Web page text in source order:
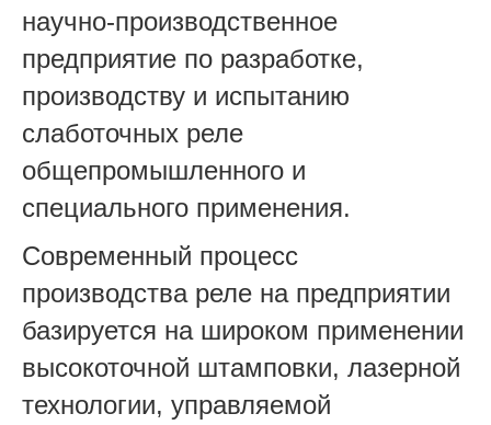
научно-производственное
предприятие по разработке,
производству и испытанию
слаботочных реле
общепромышленного и
специального применения.
Современный процесс
производства реле на предприятии
базируется на широком применении
высокоточной штамповки, лазерной
технологии, управляемой